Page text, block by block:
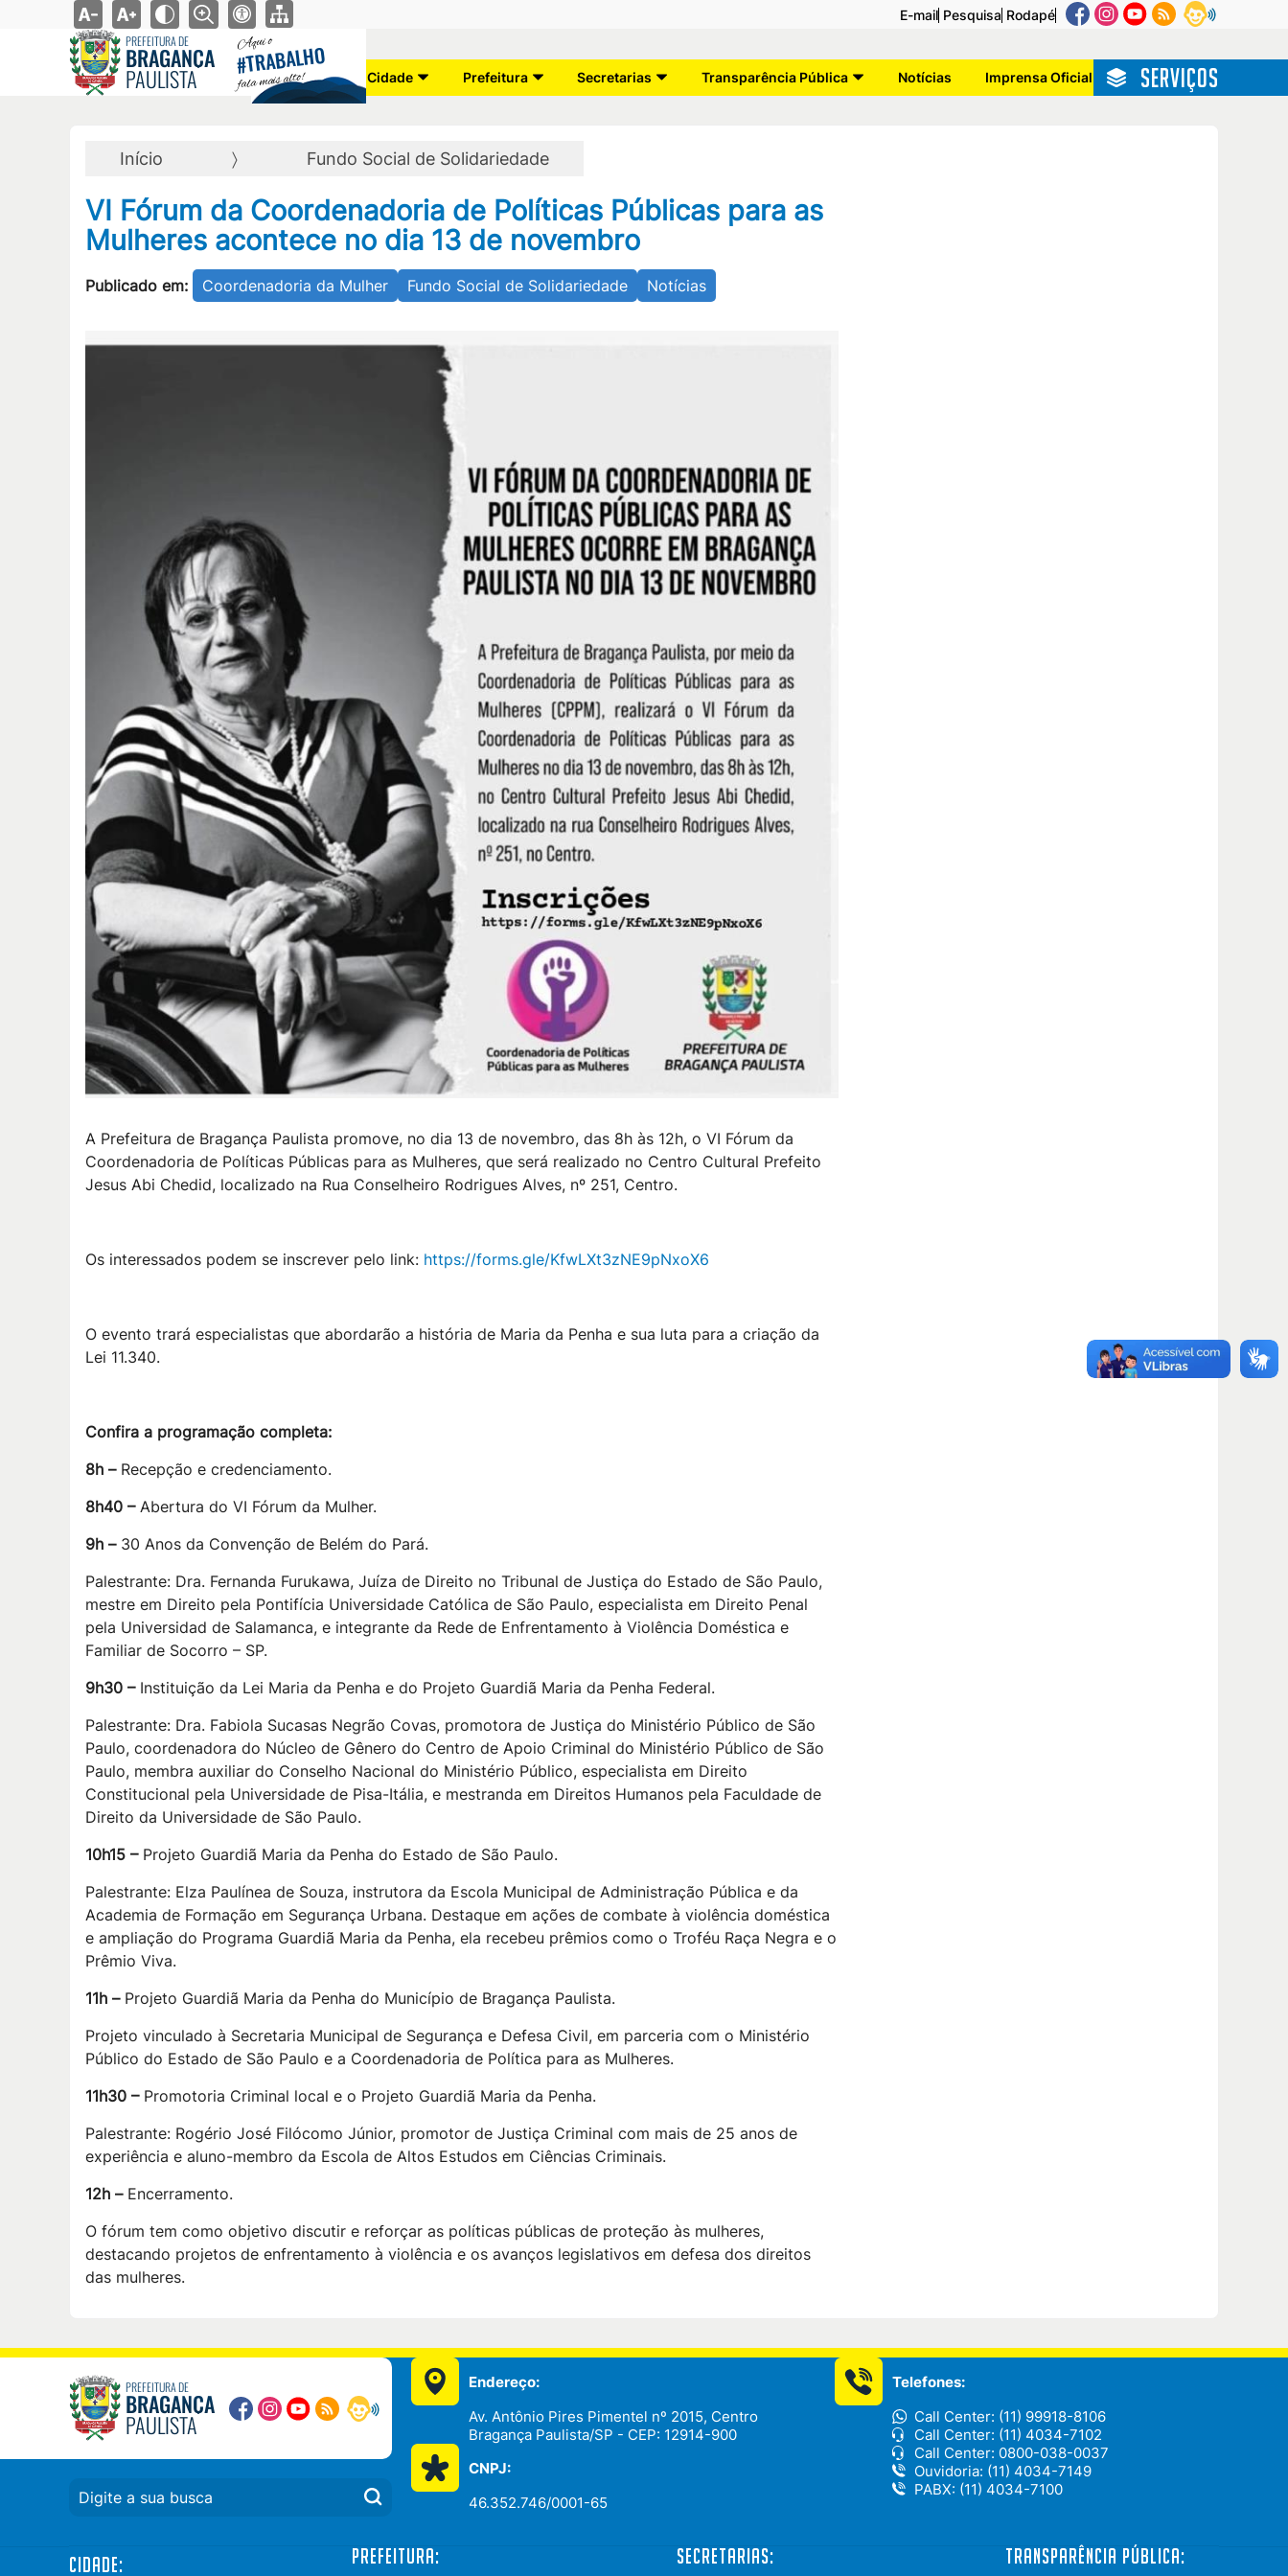
E-mail Pesquisa Rodapé
PREFEITURA DE
BRAGANÇA
PAULISTA
Aqui o
#TRABALHO
fala mais alto! Cidade Prefeitura Secretarias Transparência Pública Notícias Imprensa Oficial SERVIÇOS
Início Fundo Social de Solidariedade
VI Fórum da Coordenadoria de Políticas Públicas para as
Mulheres acontece no dia 13 de novembro
Publicado em: Coordenadoria da Mulher Fundo Social de Solidariedade Notícias
A Prefeitura de Bragança Paulista promove, no dia 13 de novembro, das 8h às 12h, o VI Fórum da
Coordenadoria de Políticas Públicas para as Mulheres, que será realizado no Centro Cultural Prefeito
Jesus Abi Chedid, localizado na Rua Conselheiro Rodrigues Alves, nº 251, Centro.
Os interessados podem se inscrever pelo link: https://forms.gle/KfwLXt3zNE9pNxoX6
O evento trará especialistas que abordarão a história de Maria da Penha e sua luta para a criação da
Lei 11.340.
Confira a programação completa:
8h –Recepção e credenciamento.
8h40 –Abertura do VI Fórum da Mulher.
9h –30 Anos da Convenção de Belém do Pará.
Palestrante: Dra. Fernanda Furukawa, Juíza de Direito no Tribunal de Justiça do Estado de São Paulo,
mestre em Direito pela Pontifícia Universidade Católica de São Paulo, especialista em Direito Penal
pela Universidad de Salamanca, e integrante da Rede de Enfrentamento à Violência Doméstica e
Familiar de Socorro – SP.
9h30 –Instituição da Lei Maria da Penha e do Projeto Guardiã Maria da Penha Federal.
Palestrante: Dra. Fabiola Sucasas Negrão Covas, promotora de Justiça do Ministério Público de São
Paulo, coordenadora do Núcleo de Gênero do Centro de Apoio Criminal do Ministério Público de São
Paulo, membra auxiliar do Conselho Nacional do Ministério Público, especialista em Direito
Constitucional pela Universidade de Pisa-Itália, e mestranda em Direitos Humanos pela Faculdade de
Direito da Universidade de São Paulo.
10h15 –Projeto Guardiã Maria da Penha do Estado de São Paulo.
Palestrante: Elza Paulínea de Souza, instrutora da Escola Municipal de Administração Pública e da
Academia de Formação em Segurança Urbana. Destaque em ações de combate à violência doméstica
e ampliação do Programa Guardiã Maria da Penha, ela recebeu prêmios como o Troféu Raça Negra e o
Prêmio Viva.
11h –Projeto Guardiã Maria da Penha do Município de Bragança Paulista.
Projeto vinculado à Secretaria Municipal de Segurança e Defesa Civil, em parceria com o Ministério
Público do Estado de São Paulo e a Coordenadoria de Política para as Mulheres.
11h30 –Promotoria Criminal local e o Projeto Guardiã Maria da Penha.
Palestrante: Rogério José Filócomo Júnior, promotor de Justiça Criminal com mais de 25 anos de
experiência e aluno-membro da Escola de Altos Estudos em Ciências Criminais.
12h –Encerramento.
O fórum tem como objetivo discutir e reforçar as políticas públicas de proteção às mulheres,
destacando projetos de enfrentamento à violência e os avanços legislativos em defesa dos direitos
das mulheres.
PREFEITURA DE
BRAGANÇA
PAULISTA
Endereço:
Av. Antônio Pires Pimentel nº 2015, Centro
Bragança Paulista/SP - CEP: 12914-900
CNPJ:
46.352.746/0001-65
Telefones:
Call Center: (11) 99918-8106
Call Center: (11) 4034-7102
Call Center: 0800-038-0037
Ouvidoria: (11) 4034-7149
PABX: (11) 4034-7100
Cidade: Prefeitura: Secretarias: Transparência Pública: